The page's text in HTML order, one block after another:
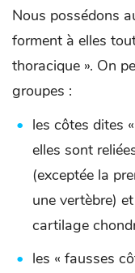
Nous possédons
forment à elles
thoracique ». On
groupes :
les côtes dites
elles sont
(exceptée la
une vertèbre)
cartilage
les « fausses